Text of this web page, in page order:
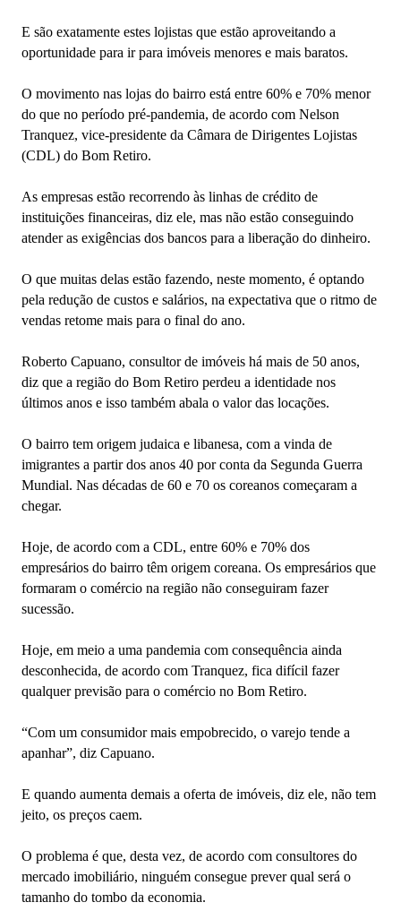
E são exatamente estes lojistas que estão aproveitando a
oportunidade para ir para imóveis menores e mais baratos.
O movimento nas lojas do bairro está entre 60% e 70% menor
do que no período pré-pandemia, de acordo com Nelson
Tranquez, vice-presidente da Câmara de Dirigentes Lojistas
(CDL) do Bom Retiro.
As empresas estão recorrendo às linhas de crédito de
instituições financeiras, diz ele, mas não estão conseguindo
atender as exigências dos bancos para a liberação do dinheiro.
O que muitas delas estão fazendo, neste momento, é optando
pela redução de custos e salários, na expectativa que o ritmo de
vendas retome mais para o final do ano.
Roberto Capuano, consultor de imóveis há mais de 50 anos,
diz que a região do Bom Retiro perdeu a identidade nos
últimos anos e isso também abala o valor das locações.
O bairro tem origem judaica e libanesa, com a vinda de
imigrantes a partir dos anos 40 por conta da Segunda Guerra
Mundial. Nas décadas de 60 e 70 os coreanos começaram a
chegar.
Hoje, de acordo com a CDL, entre 60% e 70% dos
empresários do bairro têm origem coreana. Os empresários que
formaram o comércio na região não conseguiram fazer
sucessão.
Hoje, em meio a uma pandemia com consequência ainda
desconhecida, de acordo com Tranquez, fica difícil fazer
qualquer previsão para o comércio no Bom Retiro.
“Com um consumidor mais empobrecido, o varejo tende a
apanhar”, diz Capuano.
E quando aumenta demais a oferta de imóveis, diz ele, não tem
jeito, os preços caem.
O problema é que, desta vez, de acordo com consultores do
mercado imobiliário, ninguém consegue prever qual será o
tamanho do tombo da economia.